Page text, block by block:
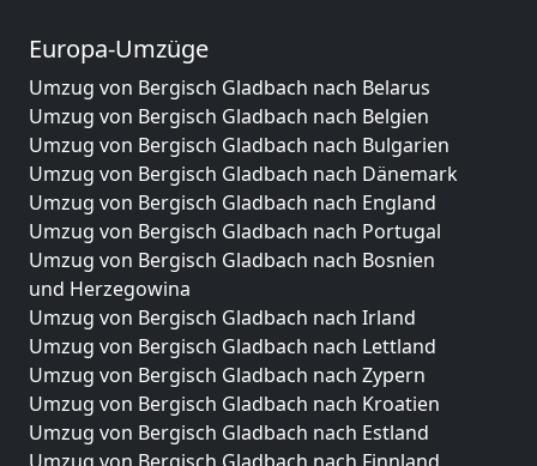
Europa-Umzüge
Umzug von Bergisch Gladbach nach Belarus
Umzug von Bergisch Gladbach nach Belgien
Umzug von Bergisch Gladbach nach Bulgarien
Umzug von Bergisch Gladbach nach Dänemark
Umzug von Bergisch Gladbach nach England
Umzug von Bergisch Gladbach nach Portugal
Umzug von Bergisch Gladbach nach Bosnien
und Herzegowina
Umzug von Bergisch Gladbach nach Irland
Umzug von Bergisch Gladbach nach Lettland
Umzug von Bergisch Gladbach nach Zypern
Umzug von Bergisch Gladbach nach Kroatien
Umzug von Bergisch Gladbach nach Estland